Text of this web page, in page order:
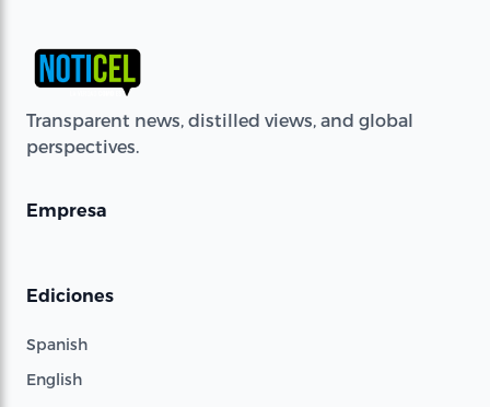
Transparent news, distilled views, and global
perspectives.
Empresa
Ediciones
Spanish
English